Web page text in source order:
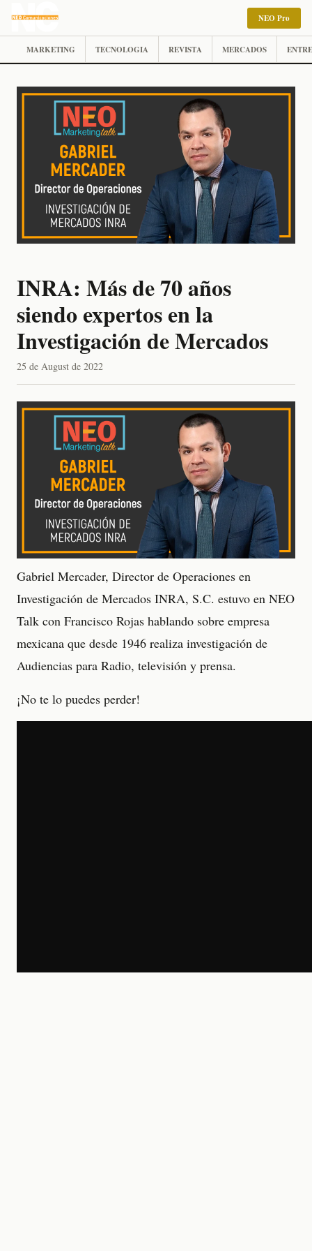
NEO Pro
MARKETING TECNOLOGIA REVISTA MERCADOS
INRA: Más de 70 años
siendo expertos en la
Investigación de Mercados
25 de August de 2022
Gabriel Mercader, Director de Operaciones en
Investigación de Mercados INRA, S.C. estuvo en NEO
Talk con Francisco Rojas hablando sobre empresa
mexicana que desde 1946 realiza investigación de
Audiencias para Radio, televisión y prensa.
¡No te lo puedes perder!